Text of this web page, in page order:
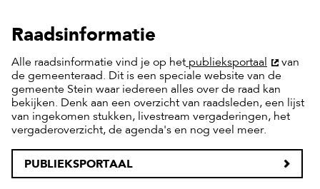
Raadsinformatie
Alle raadsinformatie vind je op het publieksportaal
van
de gemeenteraad. Dit is een speciale website van de
gemeente Stein waar iedereen alles over de raad kan
bekijken. Denk aan een overzicht van raadsleden, een lijst
van ingekomen stukken, livestream vergaderingen, het
vergaderoverzicht, de agenda's en nog veel meer.
PUBLIEKSPORTAAL